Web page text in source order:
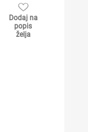
Dodaj na
popis
želja